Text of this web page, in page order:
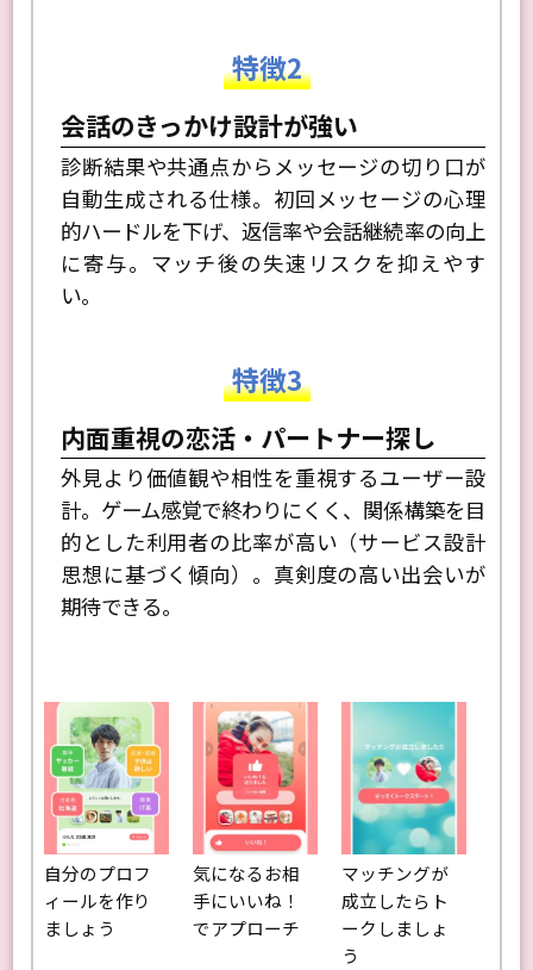
特徴2
会話のきっかけ設計が強い
診断結果や共通点からメッセージの切り口が
自動生成される仕様。初回メッセージの心理
的ハードルを下げ、返信率や会話継続率の向上
に寄与。マッチ後の失速リスクを抑えやす
い。
特徴3
内面重視の恋活・パートナー探し
外見より価値観や相性を重視するユーザー設
計。ゲーム感覚で終わりにくく、関係構築を目
的とした利用者の比率が高い（サービス設計
思想に基づく傾向）。真剣度の高い出会いが
期待できる。
自分のプロフ
ィールを作り
ましょう
気になるお相
手にいいね！
でアプローチ
マッチングが
成立したらト
ークしましょ
う